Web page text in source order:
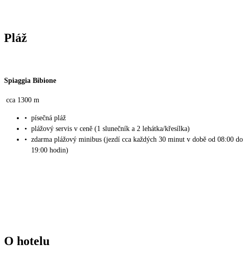
Pláž
Spiaggia Bibione
cca 1300 m
• písečná pláž
• plážový servis v ceně (1 slunečník a 2 lehátka/křesílka)
• zdarma plážový minibus (jezdí cca každých 30 minut v době od 08:00 do
19:00 hodin)
O hotelu